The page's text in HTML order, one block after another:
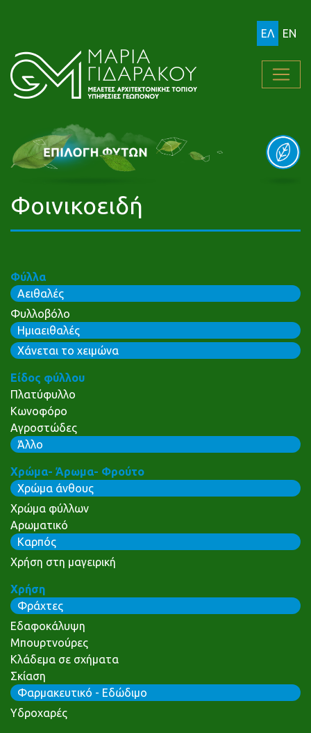
ΕΛ EN
Φοινικοειδή
Φύλλα
Αειθαλές
Φυλλοβόλο
Ημιαειθαλές
Χάνεται το χειμώνα
Είδος φύλλου
Πλατύφυλλο
Κωνοφόρο
Αγροστώδες
Άλλο
Χρώμα- Άρωμα- Φρούτο
Χρώμα άνθους
Χρώμα φύλλων
Αρωματικό
Καρπός
Χρήση στη μαγειρική
Χρήση
Φράχτες
Εδαφοκάλυψη
Μπουρτνούρες
Κλάδεμα σε σχήματα
Σκίαση
Φαρμακευτικό - Εδώδιμο
Υδροχαρές